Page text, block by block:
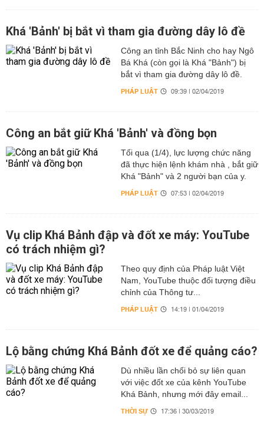
Khá 'Bảnh' bị bắt vì tham gia đường dây lô đề
Công an tỉnh Bắc Ninh cho hay Ngô
Bá Khá (còn gọi là Khá "Bảnh") bị
bắt vì tham gia đường dây lô đề.
PHÁP LUẬT 09:39 | 02/04/2019
Công an bắt giữ Khá 'Bảnh' và đồng bọn
Tối qua (1/4), lực lượng chức năng
đã thực hiện lệnh khám nhà , bắt giữ
Khá "Bảnh" và 2 người bạn của y.
PHÁP LUẬT 07:53 | 02/04/2019
Vụ clip Khá Bảnh đập và đốt xe máy: YouTube
có trách nhiệm gì?
Theo quy định của Pháp luật Việt
Nam, YouTube thuộc đối tượng điều
chỉnh của Thông tư...
PHÁP LUẬT 14:19 | 01/04/2019
Lộ bằng chứng Khá Bảnh đốt xe để quảng cáo?
Dù nhiều lần chối bỏ sự liên quan
với việc đốt xe của kênh YouTube
Khá Bảnh, nhưng mới đây email...
THỜI SỰ 17:36 | 30/03/2019